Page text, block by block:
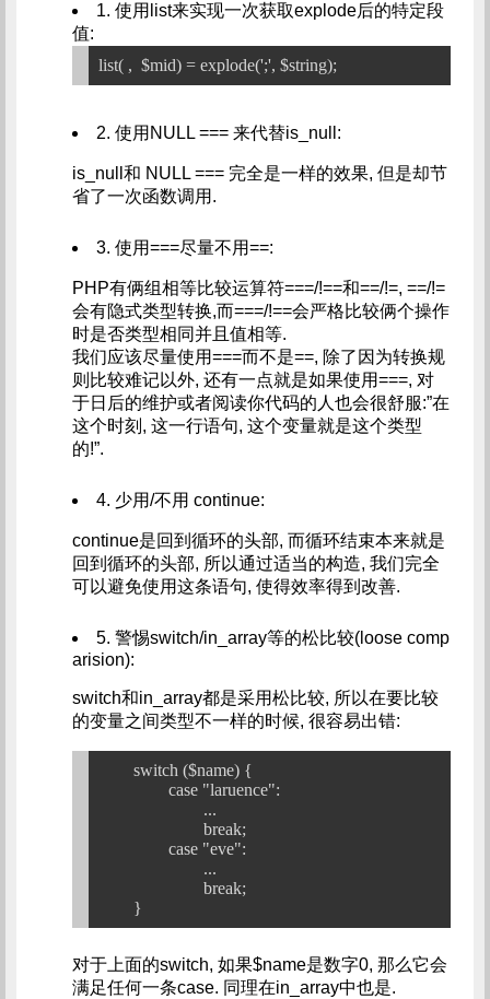
1. 使用list来实现一次获取explode后的特定段
值:
2. 使用NULL === 来代替is_null:
is_null和 NULL === 完全是一样的效果, 但是却节
省了一次函数调用.
3. 使用===尽量不用==:
PHP有俩组相等比较运算符===/!==和==/!=, ==/!=
会有隐式类型转换,而===/!==会严格比较俩个操作
时是否类型相同并且值相等.
我们应该尽量使用===而不是==, 除了因为转换规
则比较难记以外, 还有一点就是如果使用===, 对
于日后的维护或者阅读你代码的人也会很舒服:”在
这个时刻, 这一行语句, 这个变量就是这个类型
的!”.
4. 少用/不用 continue:
continue是回到循环的头部, 而循环结束本来就是
回到循环的头部, 所以通过适当的构造, 我们完全
可以避免使用这条语句, 使得效率得到改善.
5. 警惕switch/in_array等的松比较(loose comp
arision):
switch和in_array都是采用松比较, 所以在要比较
的变量之间类型不一样的时候, 很容易出错:
对于上面的switch, 如果$name是数字0, 那么它会
满足任何一条case. 同理在in_array中也是.